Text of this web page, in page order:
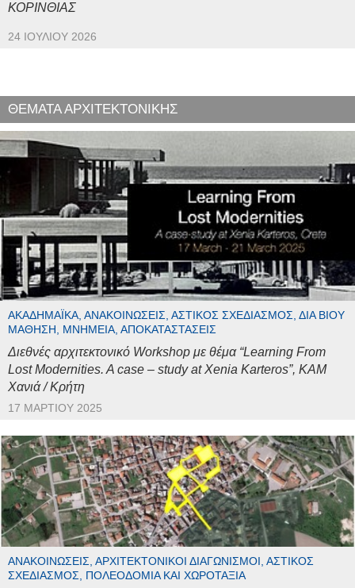
ΚΟΡΙΝΘΙΑΣ
24 ΙΟΥΛΊΟΥ 2026
ΘΕΜΑΤΑ ΑΡΧΙΤΕΚΤΟΝΙΚΗΣ
ΑΚΑΔΗΜΑΪΚΆ, ΑΝΑΚΟΙΝΏΣΕΙΣ, ΑΣΤΙΚΌΣ ΣΧΕΔΙΑΣΜΌΣ, ΔΙΆ ΒΊΟΥ
ΜΆΘΗΣΗ, ΜΝΗΜΕΊΑ, ΑΠΟΚΑΤΑΣΤΆΣΕΙΣ
Διεθνές αρχιτεκτονικό Workshop με θέμα “Learning From
Lost Modernities. A case – study at Xenia Karteros”, ΚΑΜ
Χανιά / Κρήτη
17 ΜΑΡΤΊΟΥ 2025
ΑΝΑΚΟΙΝΏΣΕΙΣ, ΑΡΧΙΤΕΚΤΟΝΙΚΟΊ ΔΙΑΓΩΝΙΣΜΟΊ, ΑΣΤΙΚΌΣ
ΣΧΕΔΙΑΣΜΌΣ, ΠΟΛΕΟΔΟΜΊΑ ΚΑΙ ΧΩΡΟΤΑΞΊΑ